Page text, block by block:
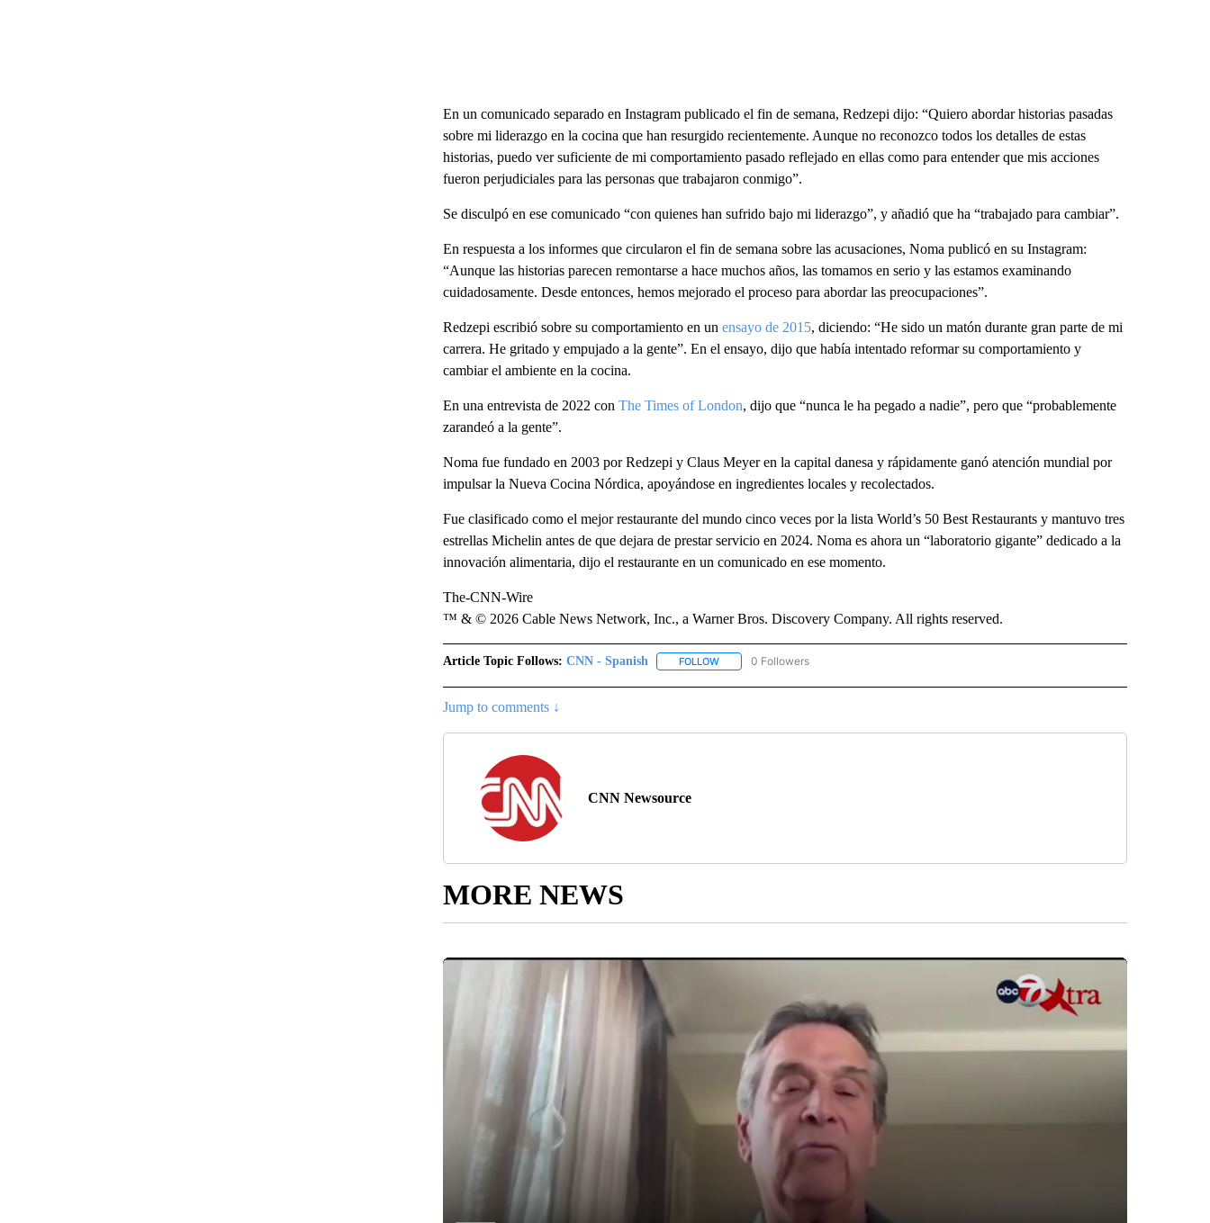
En un comunicado separado en Instagram publicado el fin de semana, Redzepi dijo: “Quiero abordar historias pasadas
sobre mi liderazgo en la cocina que han resurgido recientemente. Aunque no reconozco todos los detalles de estas
historias, puedo ver suficiente de mi comportamiento pasado reflejado en ellas como para entender que mis acciones
fueron perjudiciales para las personas que trabajaron conmigo”.
Se disculpó en ese comunicado “con quienes han sufrido bajo mi liderazgo”, y añadió que ha “trabajado para cambiar”.
En respuesta a los informes que circularon el fin de semana sobre las acusaciones, Noma publicó en su Instagram:
“Aunque las historias parecen remontarse a hace muchos años, las tomamos en serio y las estamos examinando
cuidadosamente. Desde entonces, hemos mejorado el proceso para abordar las preocupaciones”.
Redzepi escribió sobre su comportamiento en un ensayo de 2015, diciendo: “He sido un matón durante gran parte de mi
carrera. He gritado y empujado a la gente”. En el ensayo, dijo que había intentado reformar su comportamiento y
cambiar el ambiente en la cocina.
En una entrevista de 2022 con The Times of London, dijo que “nunca le ha pegado a nadie”, pero que “probablemente
zarandeó a la gente”.
Noma fue fundado en 2003 por Redzepi y Claus Meyer en la capital danesa y rápidamente ganó atención mundial por
impulsar la Nueva Cocina Nórdica, apoyándose en ingredientes locales y recolectados.
Fue clasificado como el mejor restaurante del mundo cinco veces por la lista World’s 50 Best Restaurants y mantuvo tres
estrellas Michelin antes de que dejara de prestar servicio en 2024. Noma es ahora un “laboratorio gigante” dedicado a la
innovación alimentaria, dijo el restaurante en un comunicado en ese momento.
The-CNN-Wire
™ & © 2026 Cable News Network, Inc., a Warner Bros. Discovery Company. All rights reserved.
Article Topic Follows: CNN - Spanish FOLLOWFOLLOW "CNN - SPANISH" TO RECEIVE NOTIFICATIONS ABOUT NEW PAGES ON "CNN - SPANISH".
0 Followers
Jump to comments ↓
CNN Newsource
MORE NEWS